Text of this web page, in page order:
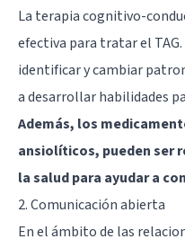
La terapia cognitivo-
efectiva para tratar el TAG.
identificar y cambiar
a desarrollar habilidades
Además, los
ansiolíticos, pueden ser
la salud para ayudar a
2. Comunicación abierta
En el ámbito de las